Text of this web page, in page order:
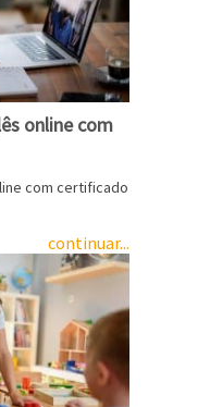
online com
com certificado
continuar...